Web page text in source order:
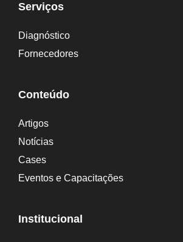
Serviços
Diagnóstico
Fornecedores
Conteúdo
Artigos
Notícias
Cases
Eventos e Capacitações
Institucional